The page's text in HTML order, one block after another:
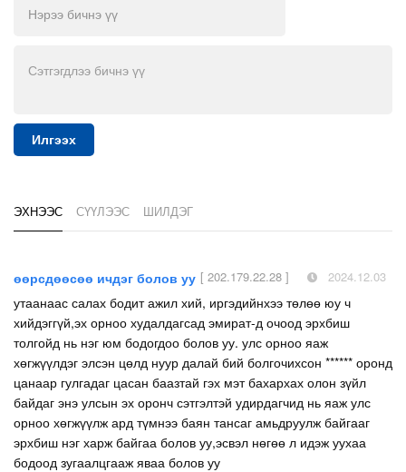
Илгээх
ЭХНЭЭС СҮҮЛЭЭС ШИЛДЭГ
өөрсдөөсөө ичдэг болов уу [ 202.179.22.28 ] 2024.12.03
утаанаас салах бодит ажил хий, иргэдийнхээ төлөө юу ч
хийдэггүй,эх орноо худалдагсад эмират-д очоод эрхбиш
толгойд нь нэг юм бодогдоо болов уу. улс орноо яаж
хөгжүүлдэг элсэн цөлд нуур далай бий болгочихсон ****** оронд
цанаар гулгадаг цасан баазтай гэх мэт бахархах олон зүйл
байдаг энэ улсын эх оронч сэтгэлтэй удирдагчид нь яаж улс
орноо хөгжүүлж ард түмнээ баян тансаг амьдруулж байгааг
эрхбиш нэг харж байгаа болов уу,эсвэл нөгөө л идэж уухаа
бодоод зугаалцгааж яваа болов уу